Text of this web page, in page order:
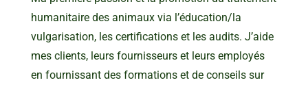
humanitaire des animaux via l’éducation/la
vulgarisation, les certifications et les audits. J’aide
mes clients, leurs fournisseurs et leurs employés
en fournissant des formations et de conseils sur